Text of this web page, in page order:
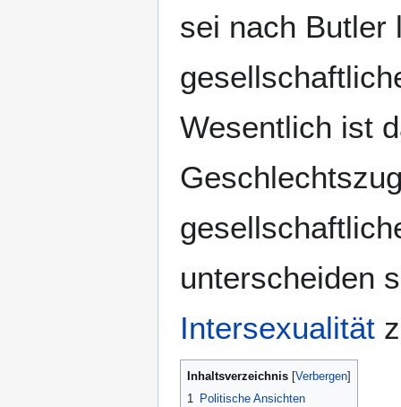
sei nach Butler
Wesentlich ist
unterscheiden
Intersexualität
Inhaltsverzeichnis
1 Politische Ansichten